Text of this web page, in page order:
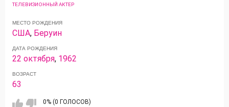
ТЕЛЕВИЗИОННЫЙ АКТЕР
МЕСТО РОЖДЕНИЯ
США, Беруин
ДАТА РОЖДЕНИЯ
22 октября, 1962
ВОЗРАСТ
63
0% (0 ГОЛОСОВ)